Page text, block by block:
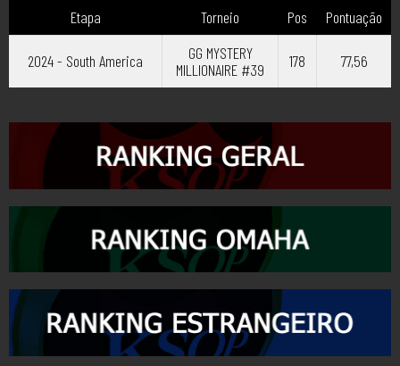
Etapa
Torneio Pos Pontuação
2024 - South America
GG MYSTERY
MILLIONAIRE #39
178 77,56